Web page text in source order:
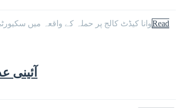
وانا کیڈٹ کالج پر حملہ کے واقعہ میں سکیورٹی فورسز نے 115 افراد کو بحفاظت ریسکیو کر لیا۔سکیورٹی ذرائع نے بتایا کہ کیڈٹ کالج پر حملے کےRead